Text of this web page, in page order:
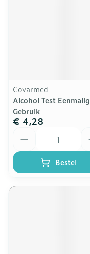
Covarmed
Alcohol Test Eenmalig
Gebruik
€ 4,28
Bestel